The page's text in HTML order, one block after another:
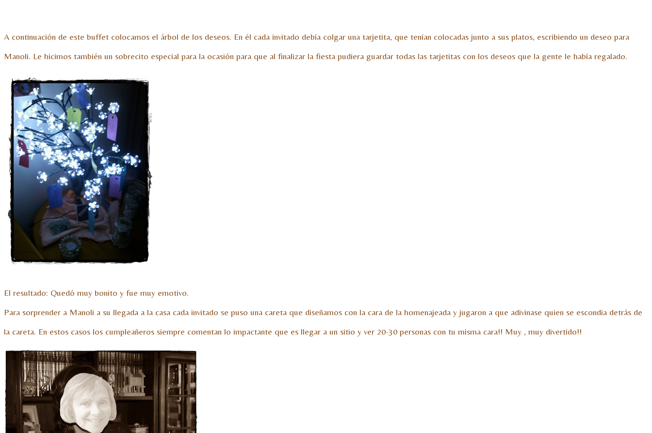
A continuación de este buffet colocamos el árbol de los deseos. En él cada invitado debía colgar una tarjetita, que tenían colocadas junto a sus platos, escribiendo un deseo para
Manoli. Le hicimos también un sobrecito especial para la ocasión para que al finalizar la fiesta pudiera guardar todas las tarjetitas con los deseos que la gente le había regalado.
El resultado: Quedó muy bonito y fue muy emotivo.
Para sorprender a Manoli a su llegada a la casa cada invitado se puso una careta que diseñamos con la cara de la homenajeada y jugaron a que adivinase quien se escondia detrás de
la careta. En estos casos los cumpleañeros siempre comentan lo impactante que es llegar a un sitio y ver 20-30 personas con tu misma cara!! Muy , muy divertido!!